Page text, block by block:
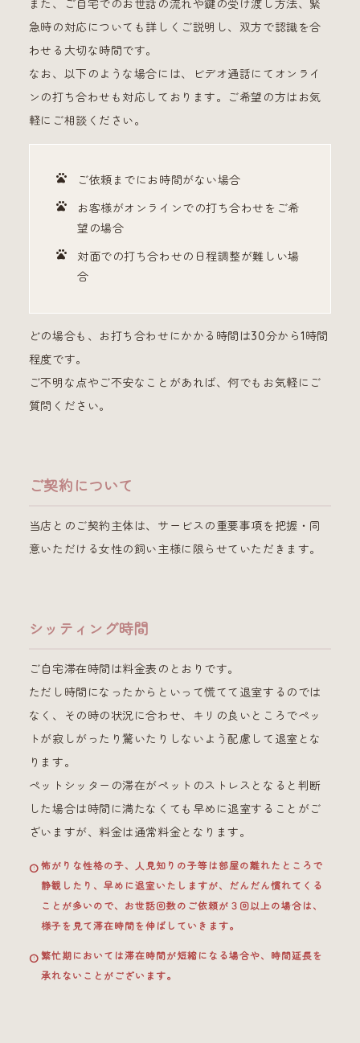
また、ご自宅でのお世話の流れや鍵の受け渡し方法、緊
急時の対応についても詳しくご説明し、双方で認識を合
わせる大切な時間です。
なお、以下のような場合には、ビデオ通話にてオンライ
ンの打ち合わせも対応しております。ご希望の方はお気
軽にご相談ください。
ご依頼までにお時間がない場合
お客様がオンラインでの打ち合わせをご希
望の場合
対面での打ち合わせの日程調整が難しい場
合
どの場合も、お打ち合わせにかかる時間は30分から1時間
程度です。
ご不明な点やご不安なことがあれば、何でもお気軽にご
質問ください。
ご契約について
当店とのご契約主体は、サービスの重要事項を把握・同
意いただける女性の飼い主様に限らせていただきます。
シッティング時間
ご自宅滞在時間は料金表のとおりです。
ただし時間になったからといって慌てて退室するのでは
なく、その時の状況に合わせ、キリの良いところでペッ
トが寂しがったり驚いたりしないよう配慮して退室とな
ります。
ペットシッターの滞在がペットのストレスとなると判断
した場合は時間に満たなくても早めに退室することがご
ざいますが、料金は通常料金となります。
怖がりな性格の子、人見知りの子等は部屋の離れたところで
静観したり、早めに退室いたしますが、だんだん慣れてくる
ことが多いので、お世話回数のご依頼が３回以上の場合は、
様子を見て滞在時間を伸ばしていきます。
繁忙期においては滞在時間が短縮になる場合や、時間延長を
承れないことがございます。